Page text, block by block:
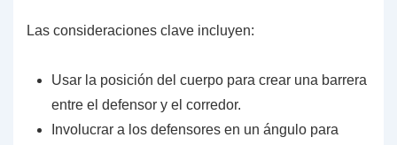
Las consideraciones clave incluyen:
Usar la posición del cuerpo para crear una barrera
entre el defensor y el corredor.
Involucrar a los defensores en un ángulo para